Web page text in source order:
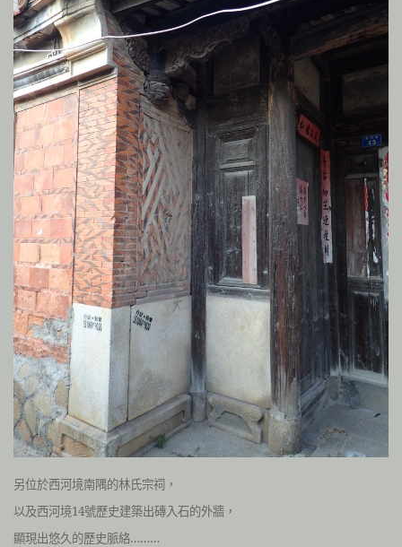
另位於西河境南隅的林氏宗祠，
以及西河境14號歷史建築出磚入石的外牆，
顯現出悠久的歷史脈絡………